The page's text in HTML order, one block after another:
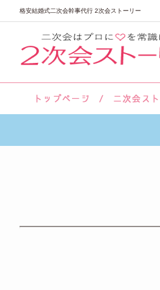
格安結婚式二次会幹事代行 2次会ストーリー